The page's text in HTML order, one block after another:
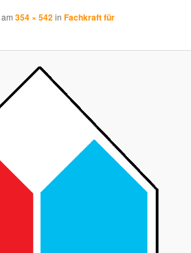
am354 × 542inFachkraft für